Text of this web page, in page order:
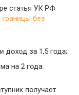
статья УК РФ
границы без
доход за 1,5 года;
на 2 года.
получает